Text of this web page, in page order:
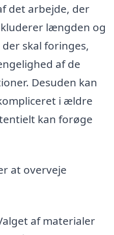
det arbejde, der
længden og
skal foringes,
af de
Desuden kan
i ældre
kan forøge
at overveje
af materialer